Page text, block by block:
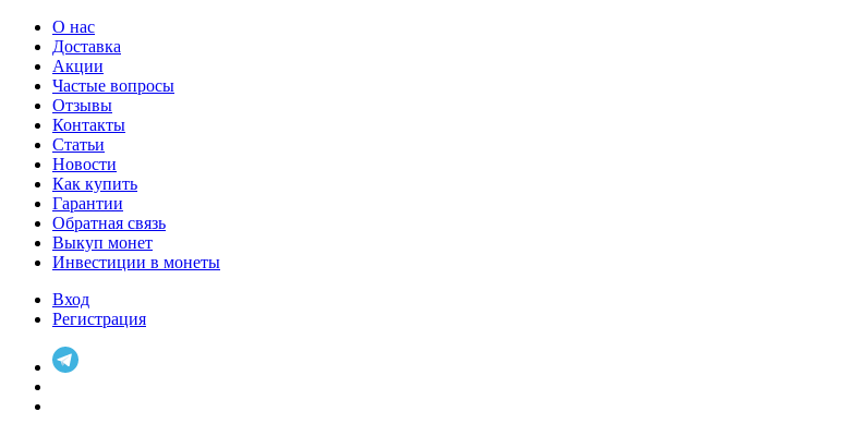
О нас
Доставка
Акции
Частые вопросы
Отзывы
Контакты
Статьи
Новости
Как купить
Гарантии
Обратная связь
Выкуп монет
Инвестиции в монеты
Вход
Регистрация